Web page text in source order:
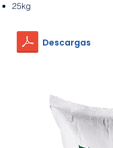
25kg
Descargas